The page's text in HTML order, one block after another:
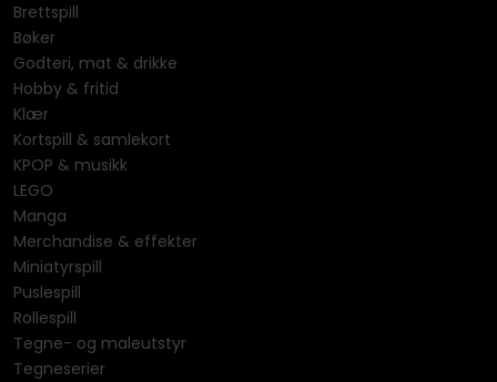
Brettspill
Bøker
Godteri, mat & drikke
Hobby & fritid
Klær
Kortspill & samlekort
KPOP & musikk
LEGO
Manga
Merchandise & effekter
Miniatyrspill
Puslespill
Rollespill
Tegne- og maleutstyr
Tegneserier